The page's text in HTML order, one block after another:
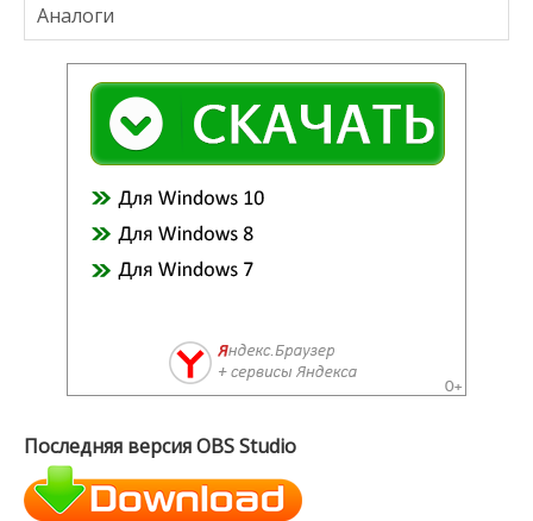
Аналоги
Последняя версия OBS Studio